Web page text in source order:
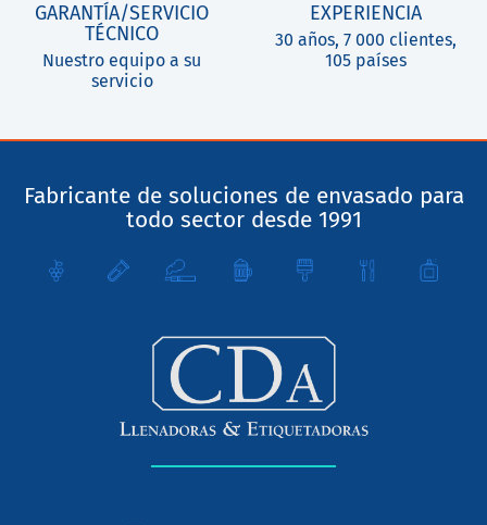
GARANTÍA/SERVICIO
TÉCNICO
Nuestro equipo a su
servicio
EXPERIENCIA
30 años, 7 000 clientes,
105 países
Fabricante de soluciones de envasado para
todo sector desde 1991